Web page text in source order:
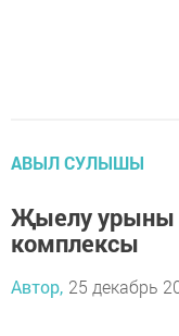
АВЫЛ СУЛЫШЫ
Җыелу урыны
комплексы
Автор, 25 декабрь